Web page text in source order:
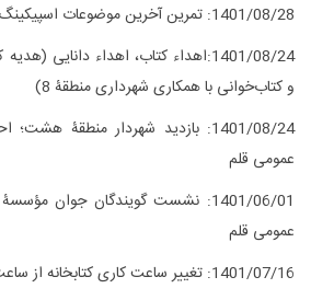
1401/08/28: تمرین آخرین موضوعات اسپیکینگ
1401/08/24:اهداء کتاب، اهداء دانایی
و کتاب‌خوانی با همکاری شهرداری منطقۀ 8)
1401/08/24: بازدید شهردار منطقۀ هشت؛
عمومی قلم
1401/06/01: نشست گویندگان جوان
عمومی قلم
1401/07/16: تغییر ساعت کاری کتابخانه از ساعت 8 الی 18 به 8 الی 20